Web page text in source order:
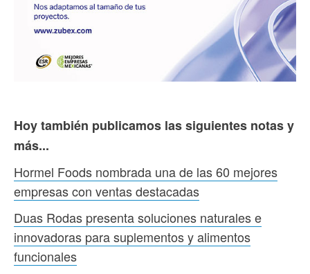
Hoy también publicamos las siguientes notas y
más...
Hormel Foods nombrada una de las 60 mejores
empresas con ventas destacadas
Duas Rodas presenta soluciones naturales e
innovadoras para suplementos y alimentos
funcionales